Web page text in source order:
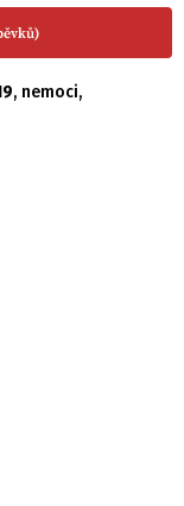
, nemoci,